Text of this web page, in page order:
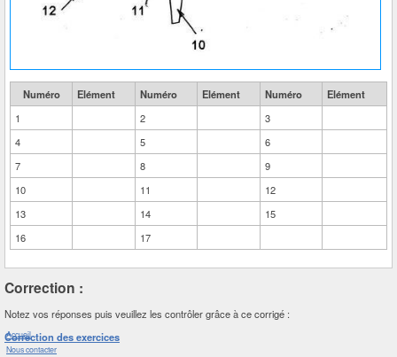
Accueil
Nous contacter
Numéro Elément Numéro Elément Numéro
Elément
1
2
3
4
5
6
7
8
9
10
11
12
13
14
15
16
17
Correction :
Notez vos réponses puis veuillez les contrôler grâce à ce corrigé :
Correction des exercices